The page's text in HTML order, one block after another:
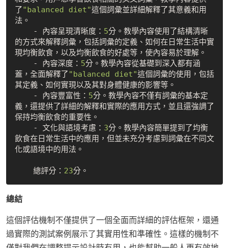
了 "balanced diet"這個詞彙並詳細解釋了其意義和用
法。
    - 內容呈現清晰度：
5分。教學內容使用了結構清晰
的方式來解釋詞彙，包括詞彙的定義、如何在日常生活中實
現均衡飲食，以及均衡飲食的好處等，使內容易於理解。
    - 內容深度：
5分。教學內容從基礎到深入都有涵
蓋，全面解釋了 "balanced diet"這個詞彙的使用，包括
其定義、如何實現以及其對身體健康的影響等。
    - 內容豐富性：
5分。教學內容不僅有詞彙的基本定
義，還提供了詳細的解釋和實際的應用方式，並且還強調了
保持均衡飲食的重要性。
    - 文化與語境考慮：
3分。教學內容簡單提到了均衡
飲食在日常生活中的應用，但並未充分考慮到詞彙在不同文
化或語境中的用法。
    總評分：
23
總結
這個評估機制不僅提供了一個全面而詳細的評估框架，還通
過實際的測試案例展示了其實用性和準確性。這樣的機制不